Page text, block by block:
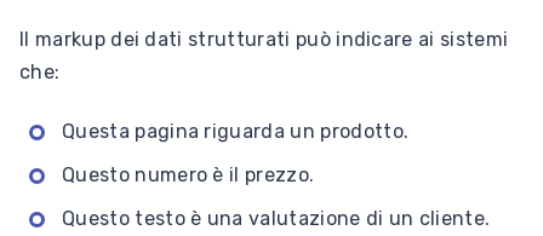
Il markup dei dati strutturati può indicare ai sistemi
che:
Questa pagina riguarda un prodotto.
Questo numero è il prezzo.
Questo testo è una valutazione di un cliente.